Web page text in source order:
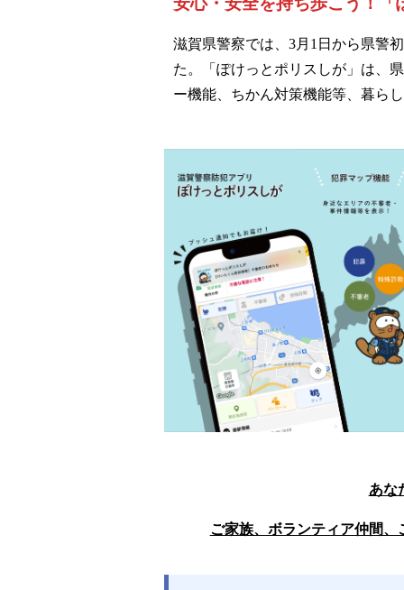
滋賀県警察では、3月1日から県警
た。「ぽけっとポリスしが」は、
ー機能、ちかん対策機能等、暮ら
あな
ご家族、ボランティア仲間